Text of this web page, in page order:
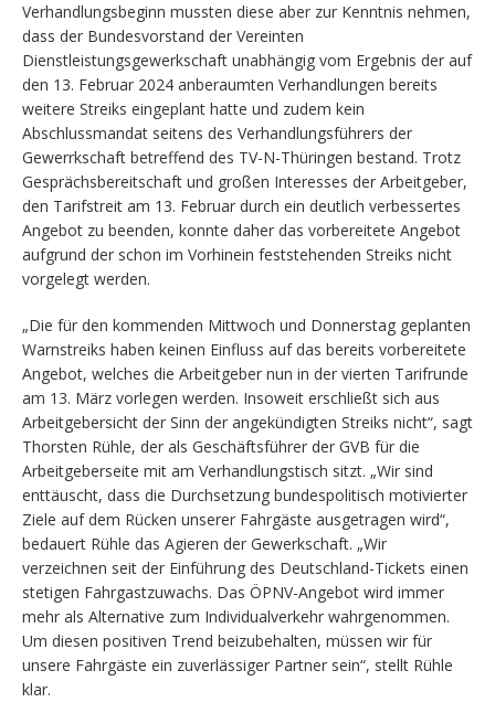
Verhandlungsbeginn mussten diese aber zur Kenntnis nehmen,
dass der Bundesvorstand der Vereinten
Dienstleistungsgewerkschaft unabhängig vom Ergebnis der auf
den 13. Februar 2024 anberaumten Verhandlungen bereits
weitere Streiks eingeplant hatte und zudem kein
Abschlussmandat seitens des Verhandlungsführers der
Gewerrkschaft betreffend des TV-N-Thüringen bestand. Trotz
Gesprächsbereitschaft und großen Interesses der Arbeitgeber,
den Tarifstreit am 13. Februar durch ein deutlich verbessertes
Angebot zu beenden, konnte daher das vorbereitete Angebot
aufgrund der schon im Vorhinein feststehenden Streiks nicht
vorgelegt werden.
„Die für den kommenden Mittwoch und Donnerstag geplanten
Warnstreiks haben keinen Einfluss auf das bereits vorbereitete
Angebot, welches die Arbeitgeber nun in der vierten Tarifrunde
am 13. März vorlegen werden. Insoweit erschließt sich aus
Arbeitgebersicht der Sinn der angekündigten Streiks nicht“, sagt
Thorsten Rühle, der als Geschäftsführer der GVB für die
Arbeitgeberseite mit am Verhandlungstisch sitzt. „Wir sind
enttäuscht, dass die Durchsetzung bundespolitisch motivierter
Ziele auf dem Rücken unserer Fahrgäste ausgetragen wird“,
bedauert Rühle das Agieren der Gewerkschaft. „Wir
verzeichnen seit der Einführung des Deutschland-Tickets einen
stetigen Fahrgastzuwachs. Das ÖPNV-Angebot wird immer
mehr als Alternative zum Individualverkehr wahrgenommen.
Um diesen positiven Trend beizubehalten, müssen wir für
unsere Fahrgäste ein zuverlässiger Partner sein“, stellt Rühle
klar.